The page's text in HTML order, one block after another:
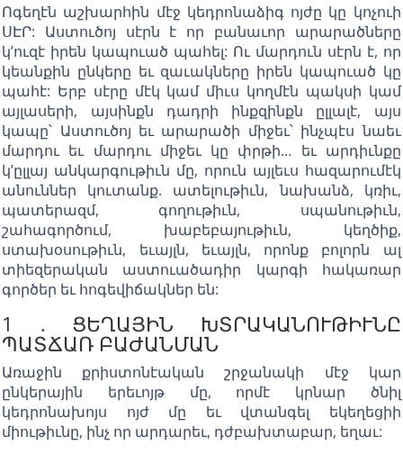
Ոգեղէն աշխարհին մէջ կեդրոնաձիգ ոյժը կը կոչուի
ՍԷՐ: Աստուծոյ սէրն է որ բանաւոր արարածները
կ’ուզէ իրեն կապուած պահել: Ու մարդուն սէրն է, որ
կեանքին ընկերը եւ զաւակները իրեն կապուած կը
պահէ: Երբ սէրը մէկ կամ միւս կողմէն պակսի կամ
այլասերի, այսինքն դադրի ինքզինքն ըլլալէ, այս
կապը՝ Աստուծոյ եւ արարածի միջեւ՝ ինչպէս նաեւ
մարդու եւ մարդու միջեւ կը փրթի… եւ արդիւնքը
կ’ըլլայ անկարգութիւն մը, որուն այլեւս հազարումէկ
անուններ կուտանք. ատելութիւն, նախանձ, կռիւ,
պատերազմ, գողութիւն, սպանութիւն,
շահագործում, խաբեբայութիւն, կեղծիք,
ստախօսութիւն, եւայլն, եւայլն, որոնք բոլորն ալ
տիեզերական աստուածադիր կարգի հակառար
գործեր եւ հոգեվիճակներ են:
1 . ՑԵՂԱՅԻՆ ԽՏՐԱԿԱՆՈՒԹԻՒՆԸ
ՊԱՏՃԱՌ ԲԱԺԱՆՄԱՆ
Առաջին քրիստոնէական շրջանակի մէջ կար
ընկերային երեւոյթ մը, որմէ կրնար ծնիլ
կեդրոնախոյս ոյժ մը եւ վտանգել եկեղեցիի
միութիւնը, ինչ որ արդարեւ, դժբախտաբար, եղաւ: